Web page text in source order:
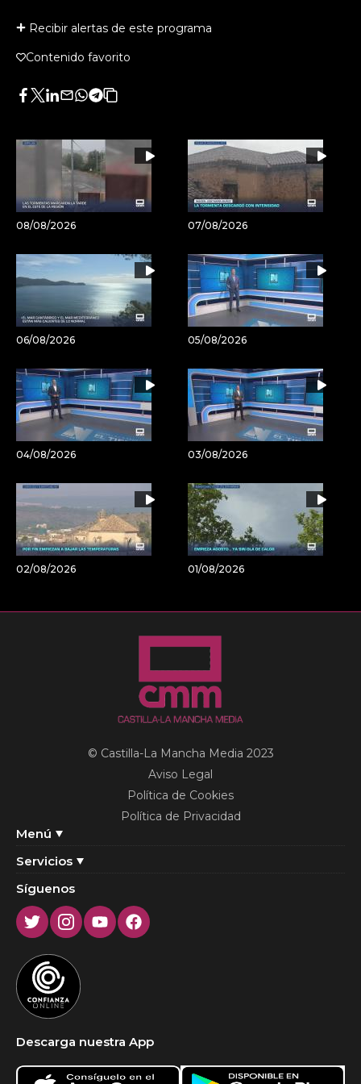
Recibir alertas de este programa
Contenido favorito
Facebook
Twitter
LinkedIn
Enviar
Whatsapp
Telegram
Copiar
artículo
08/08/2026 07/08/2026
06/08/2026 05/08/2026
04/08/2026 03/08/2026
02/08/2026 01/08/2026
Menú
Servicios
© Castilla-La Mancha Media 2023
Aviso Legal
Política de Cookies
Política de Privacidad
Síguenos
TwitterInstagram
YoutubeFacebook
Descarga nuestra App